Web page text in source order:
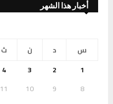
أخبار هذا الشهر
س
د ن ث
1
2
3
4
8
9
10
11